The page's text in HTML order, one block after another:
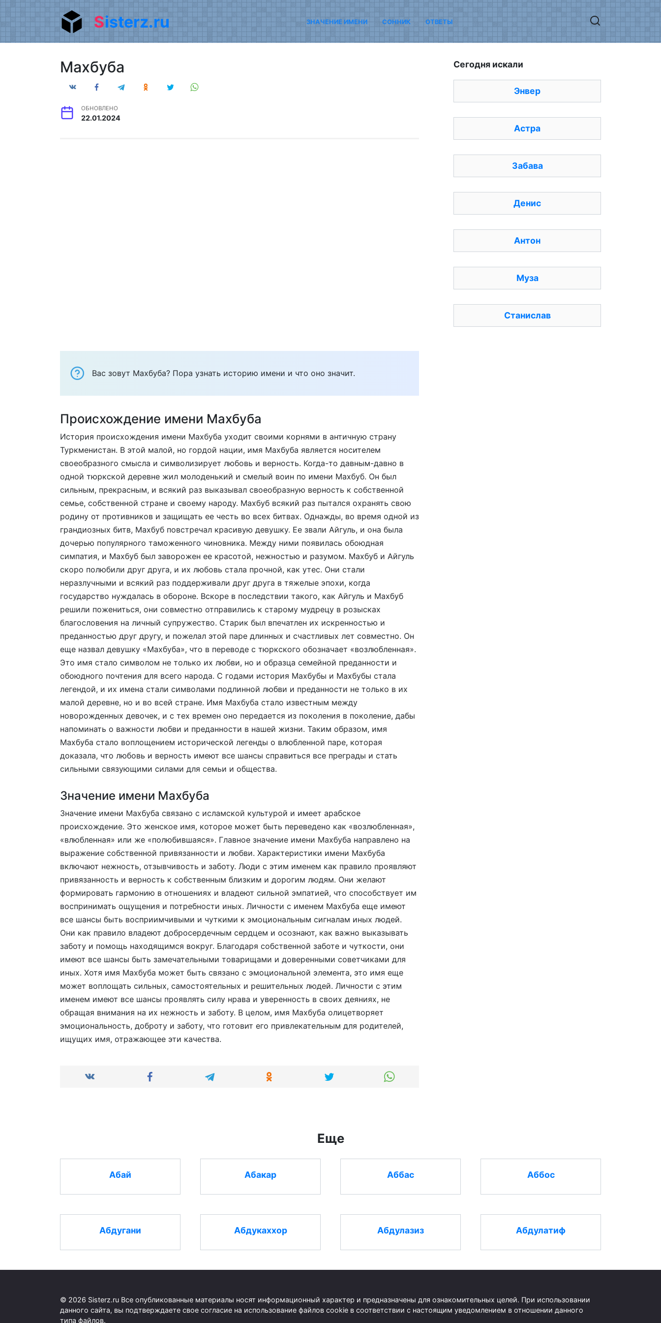
Перейти
к
содержанию
Sisterz.ru ЗНАЧЕНИЕ ИМЕНИ СОННИК ОТВЕТЫ
Махбуба
ОБНОВЛЕНО
22.01.2024
Вас зовут Махбуба? Пора узнать историю имени и что оно значит.
Происхождение имени Махбуба
История происхождения имени Махбуба уходит своими корнями в античную страну
Туркменистан. В этой малой, но гордой нации, имя Махбуба является носителем
своеобразного смысла и символизирует любовь и верность. Когда-то давным-давно в
одной тюркской деревне жил молоденький и смелый воин по имени Махбуб. Он был
сильным, прекрасным, и всякий раз выказывал своеобразную верность к собственной
семье, собственной стране и своему народу. Махбуб всякий раз пытался охранять свою
родину от противников и защищать ее честь во всех битвах. Однажды, во время одной из
грандиозных битв, Махбуб повстречал красивую девушку. Ее звали Айгуль, и она была
дочерью популярного таможенного чиновника. Между ними появилась обоюдная
симпатия, и Махбуб был заворожен ее красотой, нежностью и разумом. Махбуб и Айгуль
скоро полюбили друг друга, и их любовь стала прочной, как утес. Они стали
неразлучными и всякий раз поддерживали друг друга в тяжелые эпохи, когда
государство нуждалась в обороне. Вскоре в последствии такого, как Айгуль и Махбуб
решили пожениться, они совместно отправились к старому мудрецу в розысках
благословения на личный супружество. Старик был впечатлен их искренностью и
преданностью друг другу, и пожелал этой паре длинных и счастливых лет совместно. Он
еще назвал девушку «Махбуба», что в переводе с тюркского обозначает «возлюбленная».
Это имя стало символом не только их любви, но и образца семейной преданности и
обоюдного почтения для всего народа. С годами история Махбубы и Махбубы стала
легендой, и их имена стали символами подлинной любви и преданности не только в их
малой деревне, но и во всей стране. Имя Махбуба стало известным между
новорожденных девочек, и с тех времен оно передается из поколения в поколение, дабы
напоминать о важности любви и преданности в нашей жизни. Таким образом, имя
Махбуба стало воплощением исторической легенды о влюбленной паре, которая
доказала, что любовь и верность имеют все шансы справиться все преграды и стать
сильными связующими силами для семьи и общества.
Значение имени Махбуба
Значение имени Махбуба связано с исламской культурой и имеет арабское
происхождение. Это женское имя, которое может быть переведено как «возлюбленная»,
«влюбленная» или же «полюбившаяся». Главное значение имени Махбуба направлено на
выражение собственной привязанности и любви. Характеристики имени Махбуба
включают нежность, отзывчивость и заботу. Люди с этим именем как правило проявляют
привязанность и верность к собственным близким и дорогим людям. Они желают
формировать гармонию в отношениях и владеют сильной эмпатией, что способствует им
воспринимать ощущения и потребности иных. Личности с именем Махбуба еще имеют
все шансы быть восприимчивыми и чуткими к эмоциональным сигналам иных людей.
Они как правило владеют добросердечным сердцем и осознают, как важно выказывать
заботу и помощь находящимся вокруг. Благодаря собственной заботе и чуткости, они
имеют все шансы быть замечательными товарищами и доверенными советчиками для
иных. Хотя имя Махбуба может быть связано с эмоциональной элемента, это имя еще
может воплощать сильных, самостоятельных и решительных людей. Личности с этим
именем имеют все шансы проявлять силу нрава и уверенность в своих деяниях, не
обращая внимания на их нежность и заботу. В целом, имя Махбуба олицетворяет
эмоциональность, доброту и заботу, что готовит его привлекательным для родителей,
ищущих имя, отражающее эти качества.
Сегодня искали
Энвер
Астра
Забава
Денис
Антон
Муза
Станислав
Еще
Абай Абакар Аббас Аббос
Абдугани Абдукаххор Абдулазиз Абдулатиф
© 2026 Sisterz.ru Все опубликованные материалы носят информационный характер и предназначены для ознакомительных целей. При использовании
данного сайта, вы подтверждаете свое согласие на использование файлов cookie в соответствии с настоящим уведомлением в отношении данного
типа файлов.